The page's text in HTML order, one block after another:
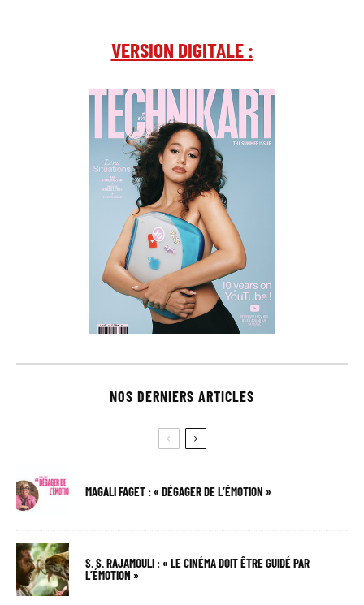
VERSION DIGITALE :
NOS DERNIERS ARTICLES
MAGALI FAGET : « DÉGAGER DE L’ÉMOTION »
S. S. RAJAMOULI : « LE CINÉMA DOIT ÊTRE GUIDÉ PAR
L’ÉMOTION »